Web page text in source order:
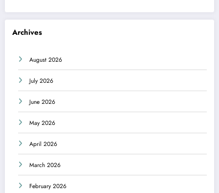
Archives
August 2026
July 2026
June 2026
May 2026
April 2026
March 2026
February 2026